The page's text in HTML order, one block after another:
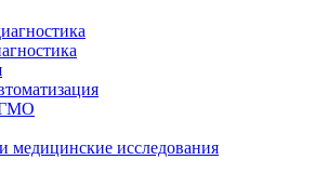
ГМО
медицинские исследования